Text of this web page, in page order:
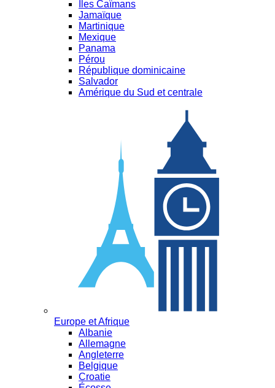
Îles Caïmans
Jamaïque
Martinique
Mexique
Panama
Pérou
République dominicaine
Salvador
Amérique du Sud et centrale
Europe et Afrique
Albanie
Allemagne
Angleterre
Belgique
Croatie